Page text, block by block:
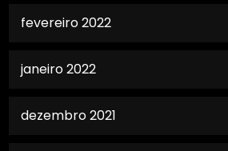
fevereiro 2022
janeiro 2022
dezembro 2021